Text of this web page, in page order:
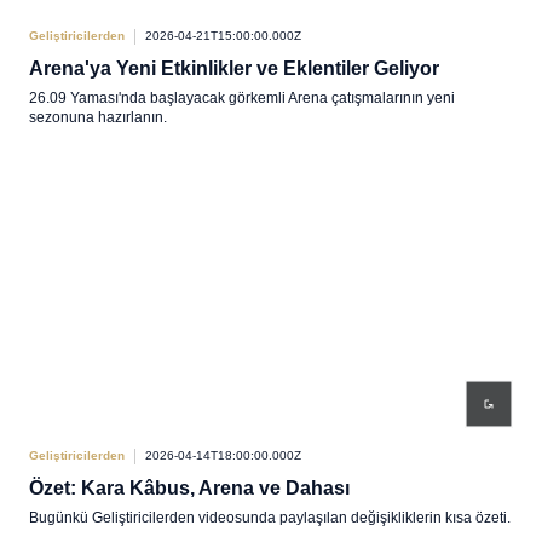
Geliştiricilerden 2026-04-21T15:00:00.000Z
Arena'ya Yeni Etkinlikler ve Eklentiler Geliyor
26.09 Yaması'nda başlayacak görkemli Arena çatışmalarının yeni
sezonuna hazırlanın.
Geliştiricilerden 2026-04-14T18:00:00.000Z
Özet: Kara Kâbus, Arena ve Dahası
Bugünkü Geliştiricilerden videosunda paylaşılan değişikliklerin kısa özeti.